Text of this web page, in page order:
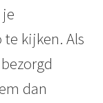
kijken. Als
dan